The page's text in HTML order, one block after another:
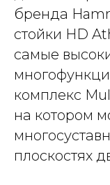
бренда
стойки HD
самые
комплекс
на котором
плоскостях